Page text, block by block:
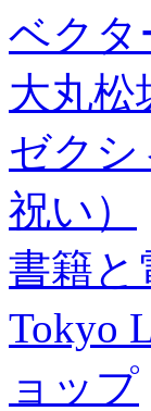
ベクタ
大丸松
ゼク
祝い）
書籍と
Tokyo
ョップ